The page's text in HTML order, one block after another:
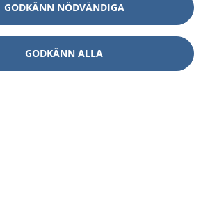
GODKÄNN NÖDVÄNDIGA
GODKÄNN ALLA